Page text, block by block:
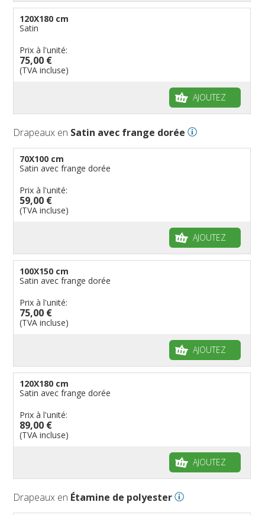
120X180 cm
Satin
Prix à l'unité:
75,00 €
(TVA incluse)
AJOUTEZ
Drapeaux en Satin avec frange dorée
70X100 cm
Satin avec frange dorée
Prix à l'unité:
59,00 €
(TVA incluse)
AJOUTEZ
100X150 cm
Satin avec frange dorée
Prix à l'unité:
75,00 €
(TVA incluse)
AJOUTEZ
120X180 cm
Satin avec frange dorée
Prix à l'unité:
89,00 €
(TVA incluse)
AJOUTEZ
Drapeaux en Étamine de polyester